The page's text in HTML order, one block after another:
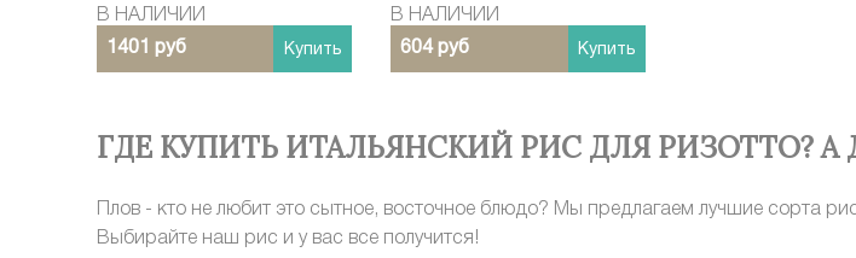
В НАЛИЧИИ
1401 руб
Купить
В НАЛИЧИИ
604 руб
Купить
ГДЕ КУПИТЬ ИТАЛЬЯНСКИЙ РИС ДЛЯ РИЗОТТО? А
Плов - кто не любит это сытное, восточное блюдо? Мы предлагаем лучшие сорта
Выбирайте наш рис и у вас все получится!